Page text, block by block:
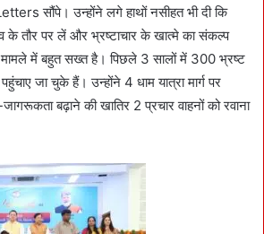
सौंपे। उन्होंने लगे हाथों नसीहत भी दी कि
के तौर पर लें और भ्रष्टाचार के खात्मे का संकल्प
में बहुत सख्त है। पिछले 3 सालों में 300 भ्रष्ट
जा चुके हैं। उन्होंने 4 धाम यात्रा मार्ग पर
बढ़ाने की खातिर 2 प्रचार वाहनों को रवाना